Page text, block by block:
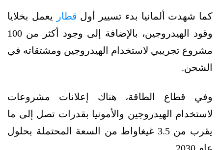
كما شهدت ألمانيا بدء تسيير أول قطار
يعمل بخلايا
وقود الهيدروجين، بالإضافة إلى وجود أكثر من 100
مشروع تجريبي لاستخدام الهيدروجين ومشتقاته في
الشحن.
وفي قطاع الطاقة، هناك إعلانات مشروعات
لاستخدام الهيدروجين والأمونيا بقدرات تصل إلى ما
يقرب من 3.5 غيغاواط من السعة المحتملة بحلول